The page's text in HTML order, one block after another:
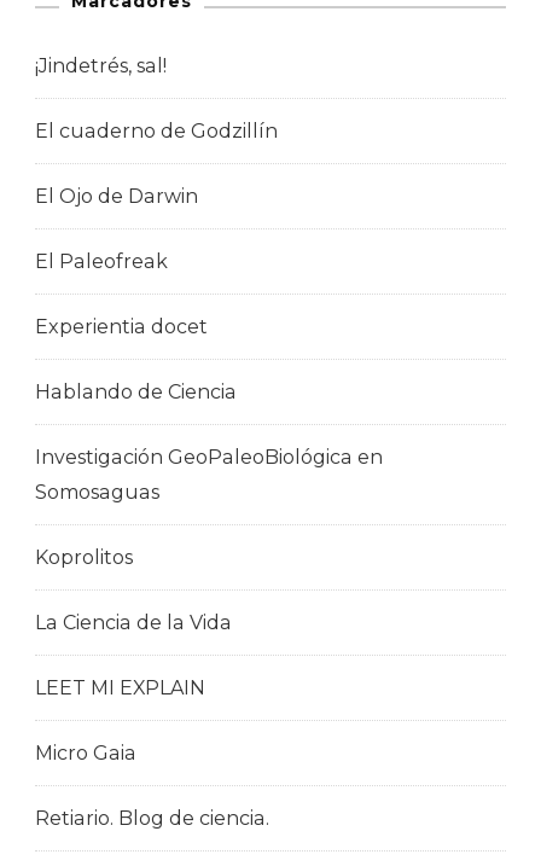
¡Jindetrés, sal!
El cuaderno de Godzillín
El Ojo de Darwin
El Paleofreak
Experientia docet
Hablando de Ciencia
Investigación GeoPaleoBiológica en
Somosaguas
Koprolitos
La Ciencia de la Vida
LEET MI EXPLAIN
Micro Gaia
Retiario. Blog de ciencia.